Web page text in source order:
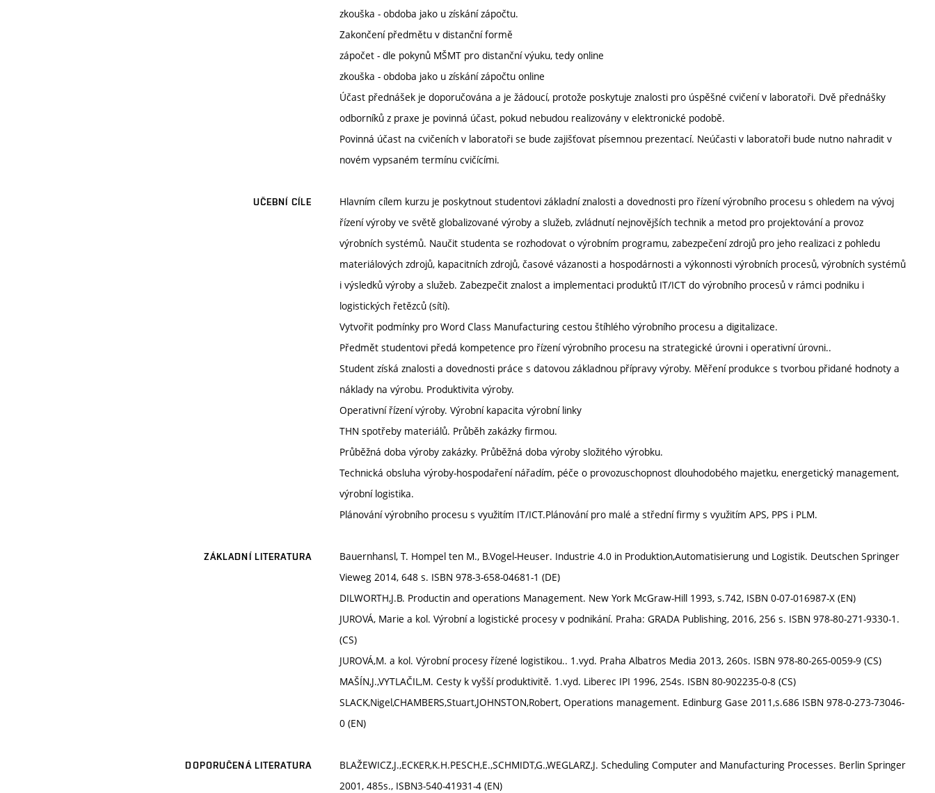
zkouška - obdoba jako u získání zápočtu.
Zakončení předmětu v distanční formě
zápočet - dle pokynů MŠMT pro distanční výuku, tedy online
zkouška - obdoba jako u získání zápočtu online
Účast přednášek je doporučována a je žádoucí, protože poskytuje znalosti pro úspěšné cvičení v laboratoři. Dvě přednášky
odborníků z praxe je povinná účast, pokud nebudou realizovány v elektronické podobě.
Povinná účast na cvičeních v laboratoři se bude zajišťovat písemnou prezentací. Neúčasti v laboratoři bude nutno nahradit v
novém vypsaném termínu cvičícími.
UČEBNÍ CÍLE
Hlavním cílem kurzu je poskytnout studentovi základní znalosti a dovednosti pro řízení výrobního procesu s ohledem na vývoj
řízení výroby ve světě globalizované výroby a služeb, zvládnutí nejnovějších technik a metod pro projektování a provoz
výrobních systémů. Naučit studenta se rozhodovat o výrobním programu, zabezpečení zdrojů pro jeho realizaci z pohledu
materiálových zdrojů, kapacitních zdrojů, časové vázanosti a hospodárnosti a výkonnosti výrobních procesů, výrobních systémů
i výsledků výroby a služeb. Zabezpečit znalost a implementaci produktů IT/ICT do výrobního procesů v rámci podniku i
logistických řetězců (sítí).
Vytvořit podmínky pro Word Class Manufacturing cestou štíhlého výrobního procesu a digitalizace.
Předmět studentovi předá kompetence pro řízení výrobního procesu na strategické úrovni i operativní úrovni..
Student získá znalosti a dovednosti práce s datovou základnou přípravy výroby. Měření produkce s tvorbou přidané hodnoty a
náklady na výrobu. Produktivita výroby.
Operativní řízení výroby. Výrobní kapacita výrobní linky
THN spotřeby materiálů. Průběh zakázky firmou.
Průběžná doba výroby zakázky. Průběžná doba výroby složitého výrobku.
Technická obsluha výroby-hospodaření nářadím, péče o provozuschopnost dlouhodobého majetku, energetický management,
výrobní logistika.
Plánování výrobního procesu s využitím IT/ICT.Plánování pro malé a střední firmy s využitím APS, PPS i PLM.
ZÁKLADNÍ LITERATURA
Bauernhansl, T. Hompel ten M., B.Vogel-Heuser. Industrie 4.0 in Produktion,Automatisierung und Logistik. Deutschen Springer
Vieweg 2014, 648 s. ISBN 978-3-658-04681-1 (DE)
DILWORTH,J.B. Productin and operations Management. New York McGraw-Hill 1993, s.742, ISBN 0-07-016987-X (EN)
JUROVÁ, Marie a kol. Výrobní a logistické procesy v podnikání. Praha: GRADA Publishing, 2016, 256 s. ISBN 978-80-271-9330-1.
(CS)
JUROVÁ,M. a kol. Výrobní procesy řízené logistikou.. 1.vyd. Praha Albatros Media 2013, 260s. ISBN 978-80-265-0059-9 (CS)
MAŠÍN,J.,VYTLAČIL,M. Cesty k vyšší produktivitě. 1.vyd. Liberec IPI 1996, 254s. ISBN 80-902235-0-8 (CS)
SLACK,Nigel,CHAMBERS,Stuart,JOHNSTON,Robert, Operations management. Edinburg Gase 2011,s.686 ISBN 978-0-273-73046-
0 (EN)
DOPORUČENÁ LITERATURA
BLAŽEWICZ,J.,ECKER,K.H.PESCH,E.,SCHMIDT,G.,WEGLARZ,J. Scheduling Computer and Manufacturing Processes. Berlin Springer
2001, 485s., ISBN3-540-41931-4 (EN)